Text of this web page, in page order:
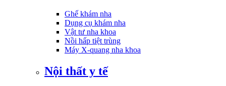
Ghế khám nha
Dụng cụ khám nha
Vật tư nha khoa
Nồi hấp tiệt trùng
Máy X-quang nha khoa
Nội thất y tế